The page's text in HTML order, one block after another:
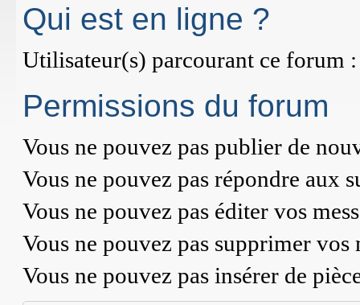
Qui est en ligne ?
Utilisateur(s) parcourant ce forum
Permissions du forum
Vous ne pouvez pas publier de
Vous ne pouvez pas répondre aux
Vous ne pouvez pas éditer vos
Vous ne pouvez pas supprimer vos
Vous ne pouvez pas insérer de